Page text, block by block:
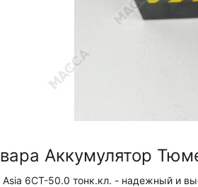
Аккумулятор
6СТ-50.0 тонк.кл. - надежный и